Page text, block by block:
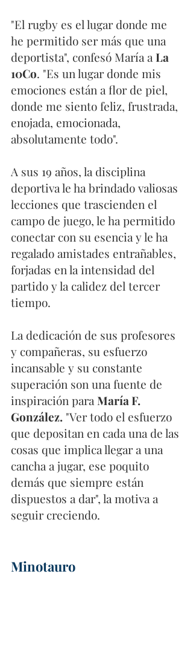
"El rugby es el lugar donde me
he permitido ser más que una
deportista", confesó María a La
10Co. "Es un lugar donde mis
emociones están a flor de piel,
donde me siento feliz, frustrada,
enojada, emocionada,
absolutamente todo".
A sus 19 años, la disciplina
deportiva le ha brindado valiosas
lecciones que trascienden el
campo de juego, le ha permitido
conectar con su esencia y le ha
regalado amistades entrañables,
forjadas en la intensidad del
partido y la calidez del tercer
tiempo.
La dedicación de sus profesores
y compañeras, su esfuerzo
incansable y su constante
superación son una fuente de
inspiración para María F.
González. "Ver todo el esfuerzo
que depositan en cada una de las
cosas que implica llegar a una
cancha a jugar, ese poquito
demás que siempre están
dispuestos a dar", la motiva a
seguir creciendo.
Minotauro